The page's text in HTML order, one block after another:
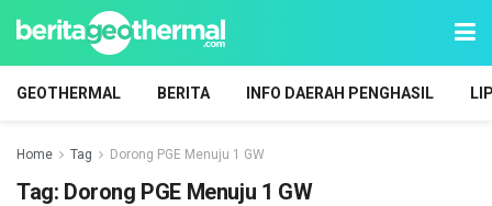
GEOTHERMAL BERITA INFO DAERAH PENGHASIL
Home Tag Dorong PGE Menuju 1 GW
Tag: Dorong PGE Menuju 1 GW